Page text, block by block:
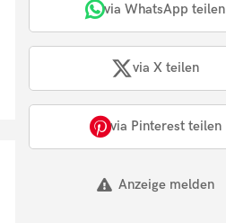
via WhatsApp teilen
via X teilen
via Pinterest teilen
Anzeige melden